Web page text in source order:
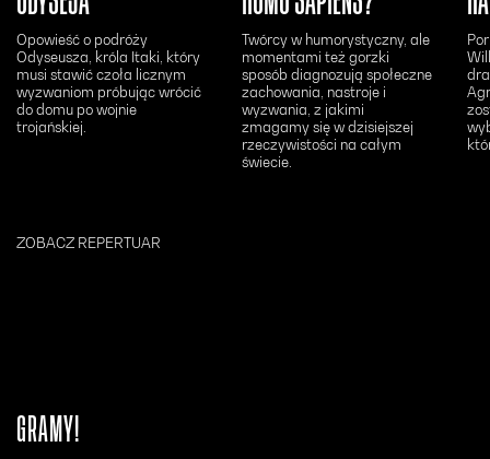
Opowieść o podróży
Odyseusza, króla Itaki, który
musi stawić czoła licznym
wyzwaniom próbując wrócić
do domu po wojnie
trojańskiej.
Twórcy w humorystyczny, ale
momentami też gorzki
sposób diagnozują społeczne
zachowania, nastroje i
wyzwania, z jakimi
zmagamy się w dzisiejszej
rzeczywistości na całym
świecie.
ZOBACZ REPERTUAR
GRAMY!